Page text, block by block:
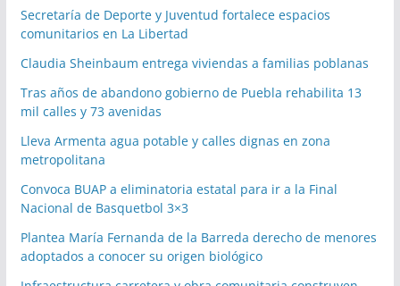
Secretaría de Deporte y Juventud fortalece espacios
comunitarios en La Libertad
Claudia Sheinbaum entrega viviendas a familias poblanas
Tras años de abandono gobierno de Puebla rehabilita 13
mil calles y 73 avenidas
Lleva Armenta agua potable y calles dignas en zona
metropolitana
Convoca BUAP a eliminatoria estatal para ir a la Final
Nacional de Basquetbol 3×3
Plantea María Fernanda de la Barreda derecho de menores
adoptados a conocer su origen biológico